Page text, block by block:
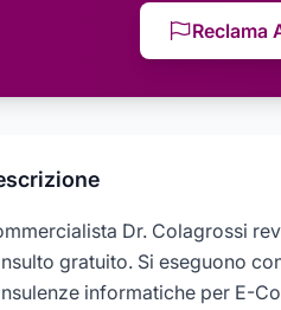
Reclama
Dr. Colagrossi
gratuito. Si eseguono
informatiche per E-